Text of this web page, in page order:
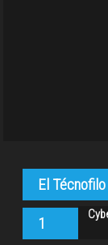
El
1